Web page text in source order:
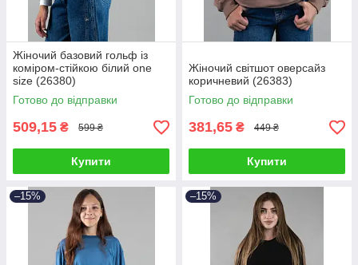
Жіночий базовий гольф із
коміром-стійкою білий one
size (26380)
Готово до відправки
509,15 ₴ 599 ₴
Купити
Жіночий світшот оверсайз
коричневий (26383)
Готово до відправки
381,65 ₴ 449 ₴
Купити
–15% –15%